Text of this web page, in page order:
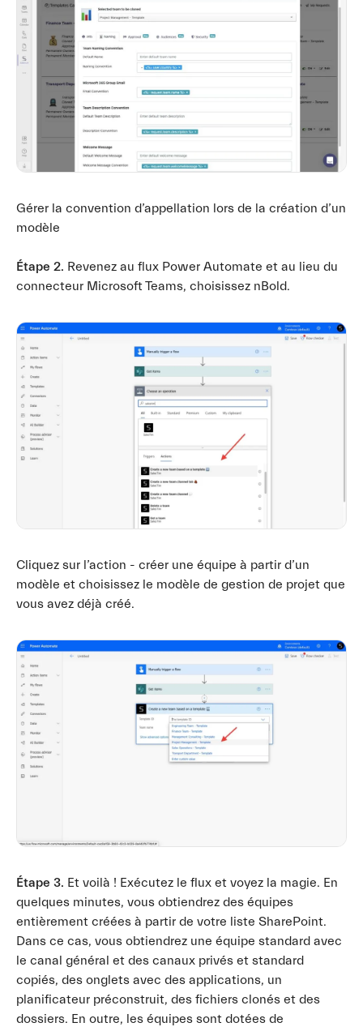
Gérer la convention d’appellation lors de la création d’un
modèle
Étape 2. Revenez au flux Power Automate et au lieu du
connecteur Microsoft Teams, choisissez nBold.
Cliquez sur l’action - créer une équipe à partir d’un
modèle et choisissez le modèle de gestion de projet que
vous avez déjà créé.
Étape 3. Et voilà ! Exécutez le flux et voyez la magie. En
quelques minutes, vous obtiendrez des équipes
entièrement créées à partir de votre liste SharePoint.
Dans ce cas, vous obtiendrez une équipe standard avec
le canal général et des canaux privés et standard
copiés, des onglets avec des applications, un
planificateur préconstruit, des fichiers clonés et des
dossiers. En outre, les équipes sont dotées de